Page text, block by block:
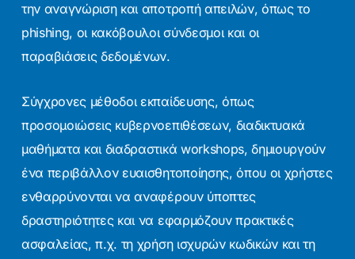
την αναγνώριση και αποτροπή απειλών, όπως το
phishing, οι κακόβουλοι σύνδεσμοι και οι
παραβιάσεις δεδομένων.
Σύγχρονες μέθοδοι εκπαίδευσης, όπως
προσομοιώσεις κυβερνοεπιθέσεων, διαδικτυακά
μαθήματα και διαδραστικά workshops, δημιουργούν
ένα περιβάλλον ευαισθητοποίησης, όπου οι χρήστες
ενθαρρύνονται να αναφέρουν ύποπτες
δραστηριότητες και να εφαρμόζουν πρακτικές
ασφαλείας, π.χ. τη χρήση ισχυρών κωδικών και τη